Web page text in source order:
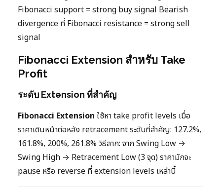
Fibonacci support = strong buy signal Bearish
divergence ที่ Fibonacci resistance = strong sell
signal
Fibonacci Extension สำหรับ Take
Profit
ระดับ Extension ที่สำคัญ
Fibonacci Extension ใช้หา take profit levels เมื่อ
ราคาเดินหน้าต่อหลัง retracement ระดับที่สำคัญ: 127.2%,
161.8%, 200%, 261.8% วิธีลาก: จาก Swing Low →
Swing High → Retracement Low (3 จุด) ราคามักจะ
pause หรือ reverse ที่ extension levels เหล่านี้